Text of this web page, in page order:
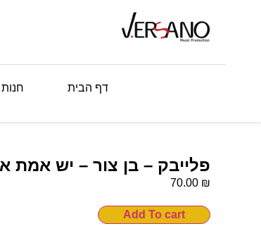
דף הבית
פלייבק – בן צור – יש אמת
70.00 ₪
Add To cart